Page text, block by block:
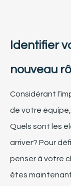
Identifier
nouveau
Considérant
de votre équipe
Quels sont les
arriver? Pour
penser à votre
êtes